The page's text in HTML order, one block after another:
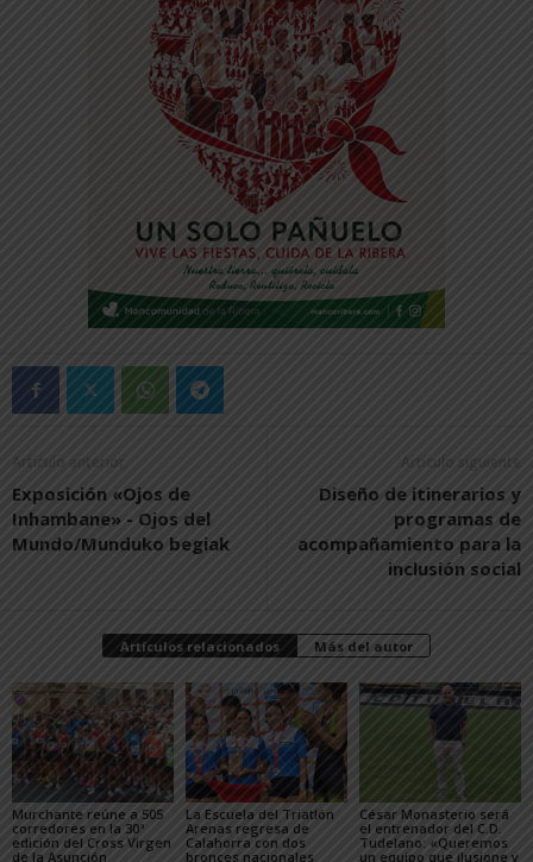
Artículo anterior
Exposición «Ojos de
Inhambane» ­- Ojos del
Mundo/Munduko begiak
Artículo siguiente
Diseño de itinerarios y
programas de
acompañamiento para la
inclusión social
Artículos relacionados Más del autor
Murchante reúne a 505
corredores en la 30ª
edición del Cross Virgen
de la Asunción
La Escuela del Triatlón
Arenas regresa de
Calahorra con dos
bronces nacionales
César Monasterio será
el entrenador del C.D.
Tudelano: «Queremos
un equipo que ilusione y